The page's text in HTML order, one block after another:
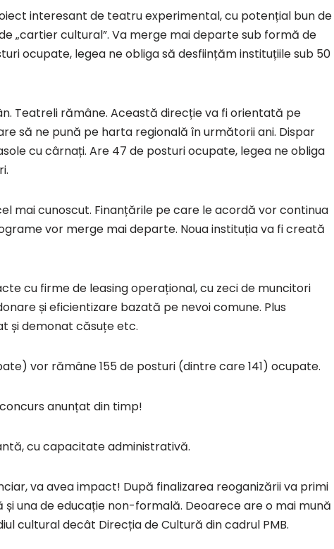
interesant de teatru experimental, cu potențial bun de
„cartier cultural”. Va merge mai departe sub formă de
ocupate, legea ne obliga să desființăm instituțiile sub 50
Teatreli rămâne. Această direcție va fi orientată pe
să ne pună pe harta regională în următorii ani. Dispar
cu cârnați. Are 47 de posturi ocupate, legea ne obliga
mai cunoscut. Finanțările pe care le acordă vor continua
vor merge mai departe. Noua instituția va fi creată
cu firme de leasing operațional, cu zeci de muncitori
și eficientizare bazată pe nevoi comune. Plus
și demonat căsuțe etc.
vor rămâne 155 de posturi (dintre care 141) ocupate.
anunțat din timp!
cu capacitate administrativă.
va avea impact! După finalizarea reoganizării va primi
una de educație non-formală. Deoarece are o mai mună
cultural decât Direcția de Cultură din cadrul PMB.